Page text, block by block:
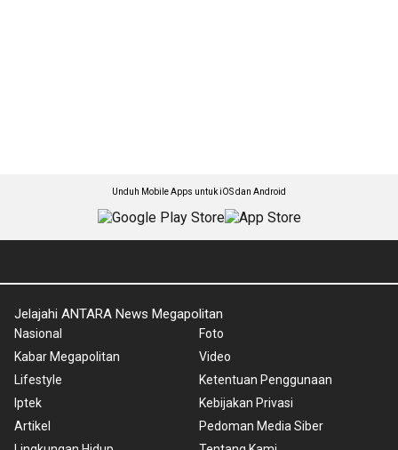
Unduh Mobile Apps untuk iOS dan Android
Jelajahi ANTARA News Megapolitan
Nasional
Kabar Megapolitan
Lifestyle
Iptek
Artikel
Foto
Video
Ketentuan Penggunaan
Kebijakan Privasi
Pedoman Media Siber